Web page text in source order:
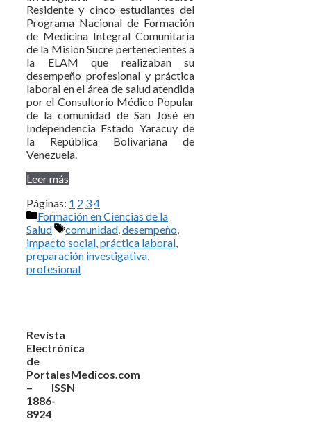
Residente y cinco estudiantes del
Programa Nacional de Formación
de Medicina Integral Comunitaria
de la Misión Sucre pertenecientes a
la ELAM que realizaban su
desempeño profesional y práctica
laboral en el área de salud atendida
por el Consultorio Médico Popular
de la comunidad de San José en
Independencia Estado Yaracuy de
la República Bolivariana de
Venezuela.
Leer más
Páginas: 1 2 34
Categorías
Formación en Ciencias de la
Salud
Etiquetas
comunidad desempeño
impacto social práctica laboral
preparación investigativa
profesional
Revista
Electrónica
de
PortalesMedicos.com
– ISSN
1886-
8924